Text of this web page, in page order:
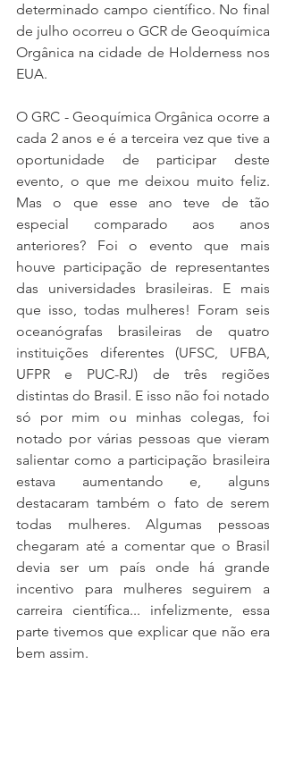
determinado campo científico. No final
de julho ocorreu o GCR de Geoquímica
Orgânica na cidade de Holderness nos
EUA.
O GRC - Geoquímica Orgânica ocorre a
cada 2 anos e é a terceira vez que tive a
oportunidade de participar deste
evento, o que me deixou muito feliz.
Mas o que esse ano teve de tão
especial comparado aos anos
anteriores? Foi o evento que mais
houve participação de representantes
das universidades brasileiras. E mais
que isso, todas mulheres! Foram seis
oceanógrafas brasileiras de quatro
instituições diferentes (UFSC, UFBA,
UFPR e PUC-RJ) de três regiões
distintas do Brasil. E isso não foi notado
só por mim ou minhas colegas, foi
notado por várias pessoas que vieram
salientar como a participação brasileira
estava aumentando e, alguns
destacaram também o fato de serem
todas mulheres. Algumas pessoas
chegaram até a comentar que o Brasil
devia ser um país onde há grande
incentivo para mulheres seguirem a
carreira científica... infelizmente, essa
parte tivemos que explicar que não era
bem assim.